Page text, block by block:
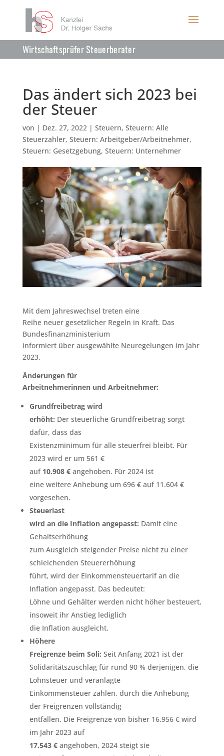
Wirtschaftsprüfer Steuerberater
Das ändert sich 2023 bei
der Steuer
von | Dez. 27, 2022| Steuern, Steuern: Alle
Steuerzahler, Steuern: Arbeitgeber/Arbeitnehmer,
Steuern: Gesetzgebung, Steuern: Unternehmer
Mit dem Jahreswechsel treten eine
Reihe neuer gesetzlicher Regeln in Kraft. Das
Bundesfinanzministerium
informiert über ausgewählte Neuregelungen im Jahr
2023.
Änderungen für
Arbeitnehmerinnen und Arbeitnehmer:
Grundfreibetrag wird
erhöht: Der steuerliche Grundfreibetrag sorgt
dafür, dass das
Existenzminimum für alle steuerfrei bleibt. Für
2023 wird er um 561 €
auf 10.908 €angehoben. Für 2024 ist
eine weitere Anhebung um 696 € auf 11.604 €
vorgesehen.
Steuerlast
wird an die Inflation angepasst: Damit eine
Gehaltserhöhung
zum Ausgleich steigender Preise nicht zu einer
schleichenden Steuererhöhung
führt, wird der Einkommensteuertarif an die
Inflation angepasst. Das bedeutet:
Löhne und Gehälter werden nicht höher besteuert,
insoweit ihr Anstieg lediglich
die Inflation ausgleicht.
Höhere
Freigrenze beim Soli: Seit Anfang 2021 ist der
Solidaritätszuschlag für rund 90 % derjenigen, die
Lohnsteuer und veranlagte
Einkommensteuer zahlen, durch die Anhebung
der Freigrenzen vollständig
entfallen. Die Freigrenze von bisher 16.956 € wird
im Jahr 2023 auf
17.543 €angehoben, 2024 steigt sie